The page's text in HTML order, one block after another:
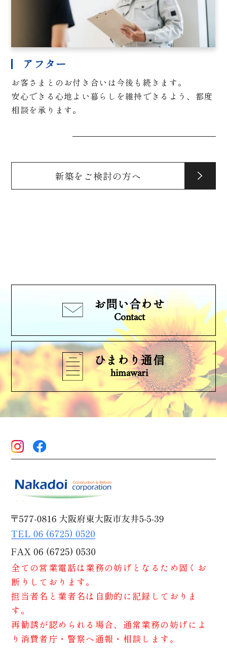
アフター
お客さまとのお付き合いは今後も続きます。
安心できる心地よい暮らしを維持できるよう、都度
相談を承ります。
新築をご検討の方へ
お問い合わせ
Contact
ひまわり通信
himawari
全ての営業電話は業務の妨げとなるため固くお
断りしております。
担当者名と業者名は自動的に記録しておりま
す。
再勧誘が認められる場合、通常業務の妨げによ
り消費者庁・警察へ通報・相談します。